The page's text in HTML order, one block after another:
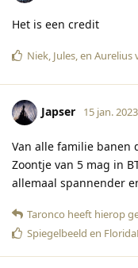
Het is een credit
Niek, Jules, en Aurelius
Japser 15 jan. 2023
Van alle familie banen
Zoontje van 5 mag in
allemaal spannender
Taronco heeft hierop
Spiegelbeeld en